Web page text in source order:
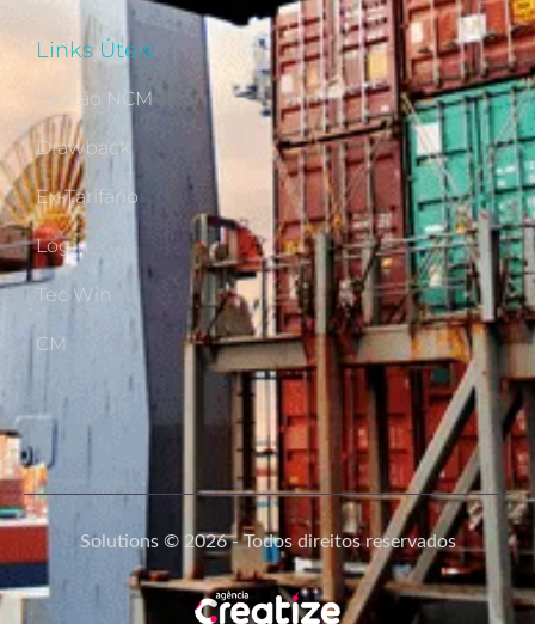
Links Úteis
Gestão NCM
Drawback
Ex-Tarifário
Login
Tec Win
CM
Solutions © 2026 - Todos direitos reservados